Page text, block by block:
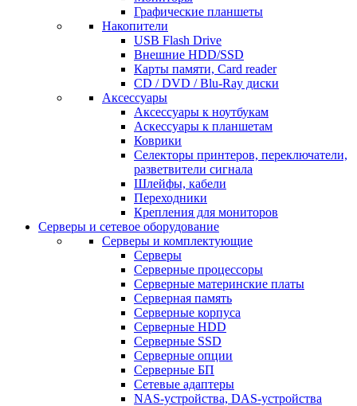
Графические планшеты
Накопители
USB Flash Drive
Внешние HDD/SSD
Карты памяти, Card reader
CD / DVD / Blu-Ray диски
Аксессуары
Аксессуары к ноутбукам
Аскессуары к планшетам
Коврики
Селекторы принтеров, переключатели,
разветвители сигнала
Шлейфы, кабели
Переходники
Крепления для мониторов
Серверы и сетевое оборудование
Серверы и комплектующие
Серверы
Серверные процессоры
Серверные материнские платы
Серверная память
Серверные корпуса
Серверные HDD
Серверные SSD
Серверные опции
Серверные БП
Сетевые адаптеры
NAS-устройства, DAS-устройства